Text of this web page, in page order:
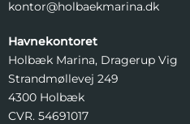
kontor@holbaekmarina.dk
Havnekontoret
Holbæk Marina, Dragerup Vig
Strandmøllevej 249
4300 Holbæk
CVR. 54691017